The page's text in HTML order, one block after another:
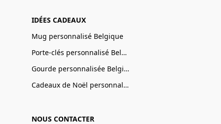
IDÉES CADEAUX
Mug personnalisé Belgique
Porte-clés personnalisé Belgique
Gourde personnalisée Belgique
Cadeaux de Noël personnalisé Belgique
NOUS CONTACTER